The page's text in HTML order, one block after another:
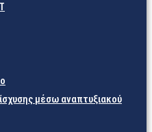
μέσω αναπτυξιακού